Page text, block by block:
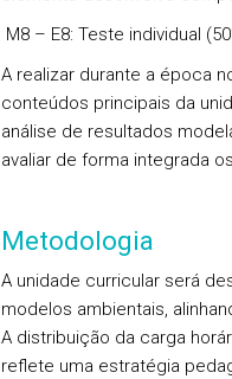
M8 – E8: Teste individual
A realizar durante a época
conteúdos principais da
análise de resultados
avaliar de forma integrada
Metodologia
A unidade curricular será
modelos ambientais,
A distribuição da carga
reflete uma estratégia